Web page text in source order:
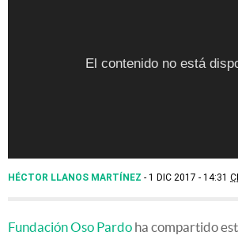
El contenido no está
El contenido no está
El contenido no está
El contenido no está
HÉCTOR LLANOS MARTÍNEZ 1 DIC 2017 - 14:31
Fundación Oso Pardo ha compartido